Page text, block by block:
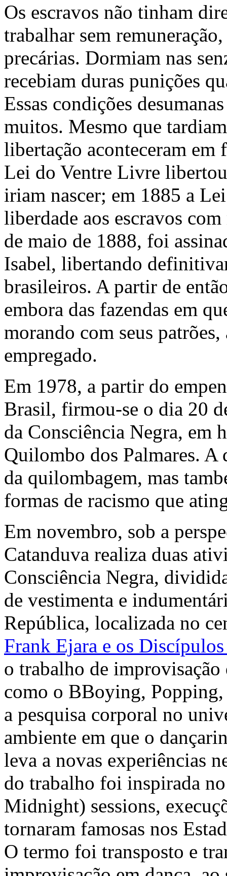
Os escravos não tinham
trabalhar sem
precárias. Dormiam nas
recebiam duras punições
Essas condições
muitos. Mesmo que
libertação aconteceram em
Lei do Ventre Livre
iriam nascer; em 1885 a
liberdade aos escravos
de maio de 1888, foi
Isabel, libertando
brasileiros. A partir de
embora das fazendas em
morando com seus
empregado.
Em 1978, a partir do
Brasil, firmou-se o dia 20
da Consciência Negra, em
Quilombo dos Palmares. A
da quilombagem, mas
formas de racismo que
Em novembro, sob a
Catanduva realiza duas
Consciência Negra,
de vestimenta e
República, localizada no
Frank Ejara e os
o trabalho de improvisação
como o BBoying,
a pesquisa corporal no
ambiente em que o
leva a novas experiências
do trabalho foi inspirada
Midnight) sessions,
tornaram famosas nos
O termo foi transposto e